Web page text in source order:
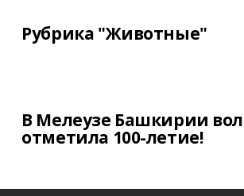
Рубрика "Животные"
В Мелеузе Башкирии
отметила 100-летие!